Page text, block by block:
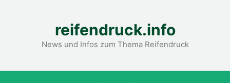
reifendruck.info
News und Infos zum Thema Reifendruck